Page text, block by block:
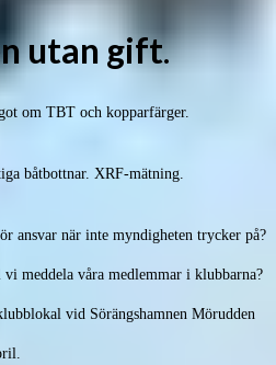
utan gift.
om TBT och kopparfärger.
båtbottnar. XRF-mätning.
ansvar när inte myndigheten trycker på?
meddela våra medlemmar i klubbarna?
vid Sörängshamnen Mörudden